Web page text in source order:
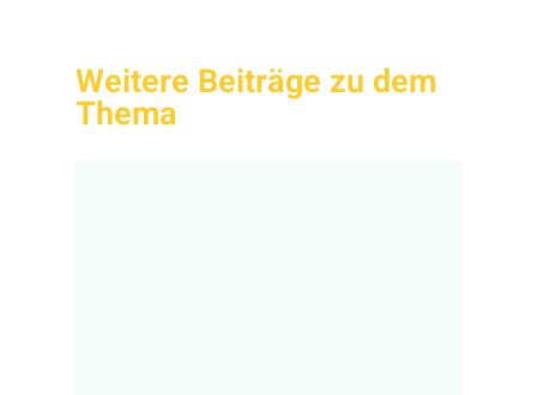
Weitere Beiträge zu dem
Thema